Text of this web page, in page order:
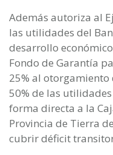
Además autoriza al
las utilidades del
desarrollo
Fondo de Garantía
25% al otorgamiento
50% de las
forma directa a la
Provincia de Tierra
cubrir déficit